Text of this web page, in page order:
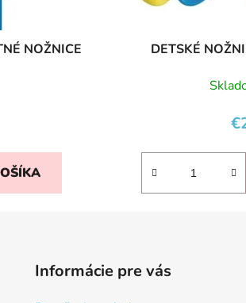
NOŽNICE DETSKÉ
Informácie pre vás